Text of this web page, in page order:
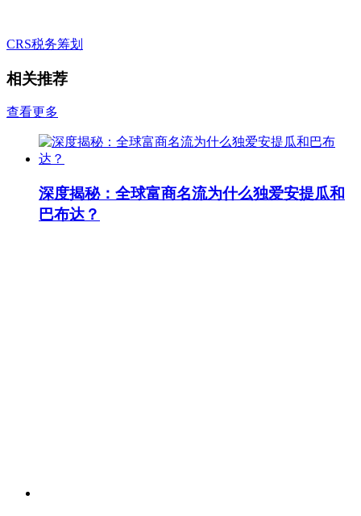
CRS税务筹划
相关推荐
查看更多
深度揭秘：全球富商名流为什么独爱安提瓜和
巴布达？